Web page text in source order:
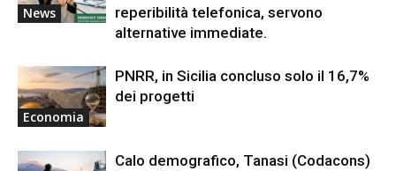
News
reperibilità telefonica, servono
alternative immediate.
Economia
PNRR, in Sicilia concluso solo il 16,7%
dei progetti
Calo demografico, Tanasi (Codacons)